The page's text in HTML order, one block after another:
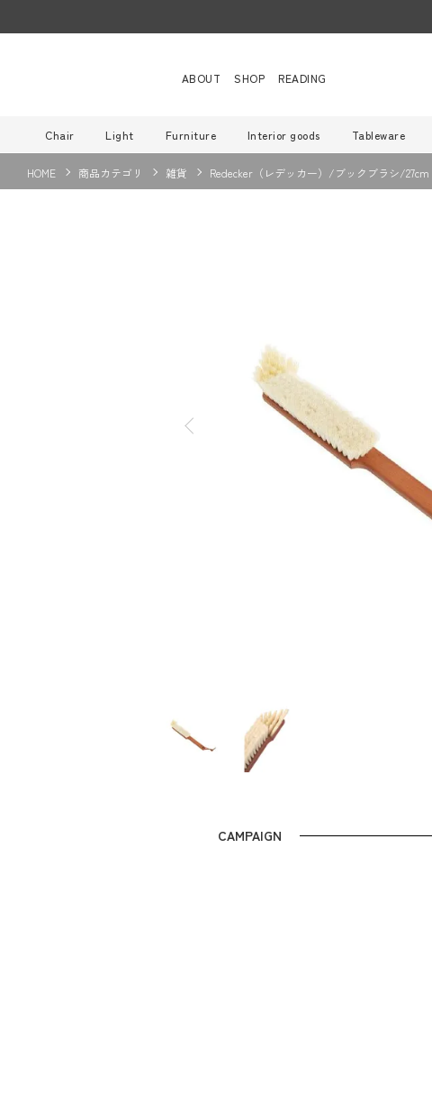
ABOUT SHOP READING
Chair Light Furniture Interior goods Tableware
HOME 商品カテゴリ 雑貨 Redecker（レデッカー）/ブックブラシ/27cm
CAMPAIGN